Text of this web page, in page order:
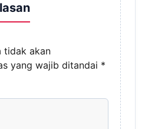
tidak akan
yang wajib ditandai *